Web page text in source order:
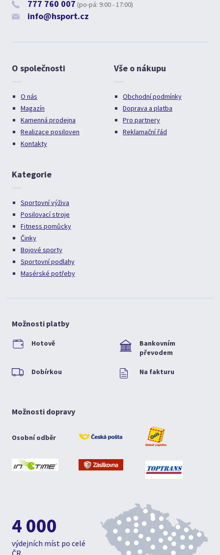
777 760 007 (po-pá: 9:00 - 17:00)
info@hsport.cz
O společnosti
O nás
Magazín
Kamenná prodejna
Realizace posiloven
Kontakty
Vše o nákupu
Obchodní podmínky
Doprava a platba
Pro partnery
Reklamační řád
Kategorie
Sportovní výživa
Posilovací stroje
Fitness pomůcky
Činky
Bojové sporty
Sportovní podlahy
Masérské potřeby
Možnosti platby
Hotově
Bankovním
převodem
Dobírkou Na fakturu
Možnosti dopravy
Osobní odběr
4 000
výdejních míst po celé
ČR